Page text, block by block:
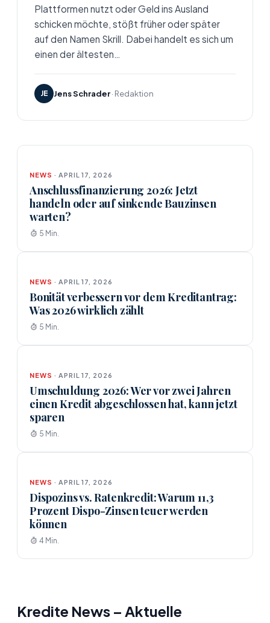
Plattformen nutzt oder Geld ins Ausland
schicken möchte, stößt früher oder später
auf den Namen Skrill. Dabei handelt es sich um
einen der ältesten…
JE Jens Schrader· Redaktion
NEWS · APRIL 17, 2026
Anschlussfinanzierung 2026: Jetzt
handeln oder auf sinkende Bauzinsen
warten?
5 Min.
NEWS · APRIL 17, 2026
Bonität verbessern vor dem Kreditantrag:
Was 2026 wirklich zählt
5 Min.
NEWS · APRIL 17, 2026
Umschuldung 2026: Wer vor zwei Jahren
einen Kredit abgeschlossen hat, kann jetzt
sparen
5 Min.
NEWS · APRIL 17, 2026
Dispozins vs. Ratenkredit: Warum 11,3
Prozent Dispo-Zinsen teuer werden
können
4 Min.
Kredite News – Aktuelle